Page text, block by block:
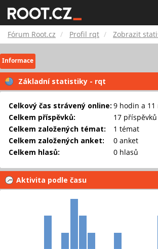
Root.cz
Fórum Root.cz Profil rqt Zobrazit
Informace
Základní statistiky - rqt
Celkový čas strávený online: 9 hodin a
Celkem příspěvků:
17 příspěvků
Celkem založených témat:
1 témat
Celkem založených anket:
0 anket
Celkem hlasů:
0 hlasů
Aktivita podle času